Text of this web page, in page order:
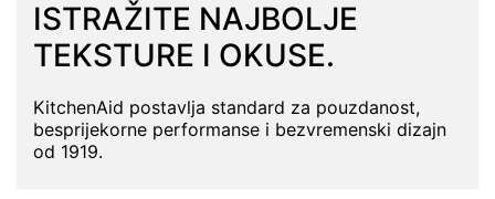
ISTRAŽITE NAJBOLJE
TEKSTURE I OKUSE.
KitchenAid postavlja standard za pouzdanost,
besprijekorne performanse i bezvremenski dizajn
od 1919.